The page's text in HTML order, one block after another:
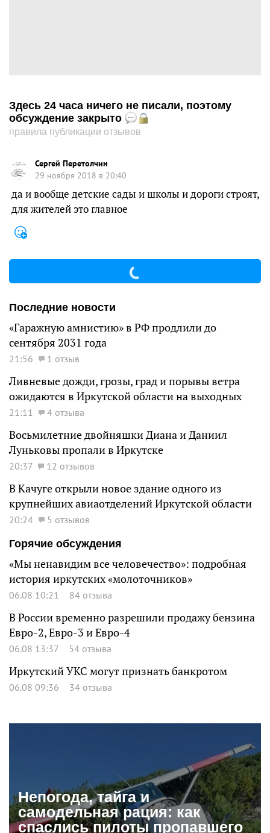
Здесь 24 часа ничего не писали, поэтому
обсуждение закрыто
правила публикации отзывов
Сергей Перетолчин
29 ноября 2018 в 20:40
да и вообще детские сады и школы и дороги строят,
для жителей это главное
Последние новости
«Гаражную амнистию» в РФ продлили до
сентября 2031 года
21:56 1 отзыв
Ливневые дожди, грозы, град и порывы ветра
ожидаются в Иркутской области на выходных
21:11 4 отзыва
Восьмилетние двойняшки Диана и Даниил
Луньковы пропали в Иркутске
20:37 12 отзывов
В Качуге открыли новое здание одного из
крупнейших авиаотделений Иркутской области
20:24
5 отзывов
Горячие обсуждения
«Мы ненавидим все человечество»: подробная
история иркутских «молоточников»
06.08 10:21 84 отзыва
В России временно разрешили продажу бензина
Евро-2, Евро-3 и Евро-4
06.08 13:37 54 отзыва
Иркутский УКС могут признать банкротом
06.08 09:36 34 отзыва
Непогода, тайга и
самодельная рация: как
спаслись пилоты пропавшего